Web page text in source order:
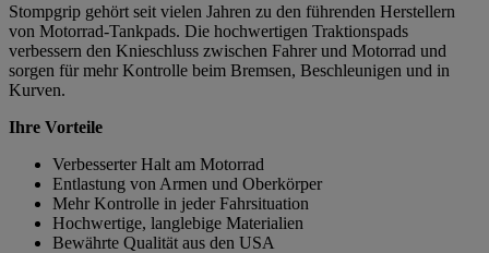
Stompgrip gehört seit vielen Jahren zu den führenden Herstellern
von Motorrad-Tankpads. Die hochwertigen Traktionspads
verbessern den Knieschluss zwischen Fahrer und Motorrad und
sorgen für mehr Kontrolle beim Bremsen, Beschleunigen und in
Kurven.
Ihre Vorteile
Verbesserter Halt am Motorrad
Entlastung von Armen und Oberkörper
Mehr Kontrolle in jeder Fahrsituation
Hochwertige, langlebige Materialien
Bewährte Qualität aus den USA